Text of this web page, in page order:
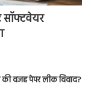
सॉफ्टवेयर
वजह पेपर लीक विवाद?